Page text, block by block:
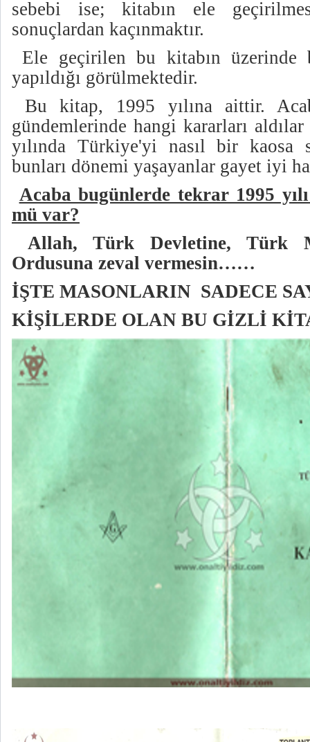
sebebi ise; kitabın ele
sonuçlardan kaçınmaktır.
Ele geçirilen bu kitabın üzerinde
yapıldığı görülmektedir.
Bu kitap, 1995 yılına aittir.
gündemlerinde hangi kararları
yılında Türkiye'yi nasıl bir
bunları dönemi yaşayanlar gayet iyi
Acaba bugünlerde tekrar 1995
mü var?
Allah, Türk Devletine, Türk
Ordusuna zeval vermesin……
İŞTE MASONLARIN SADECE
KİŞİLERDE OLAN BU GİZLİ